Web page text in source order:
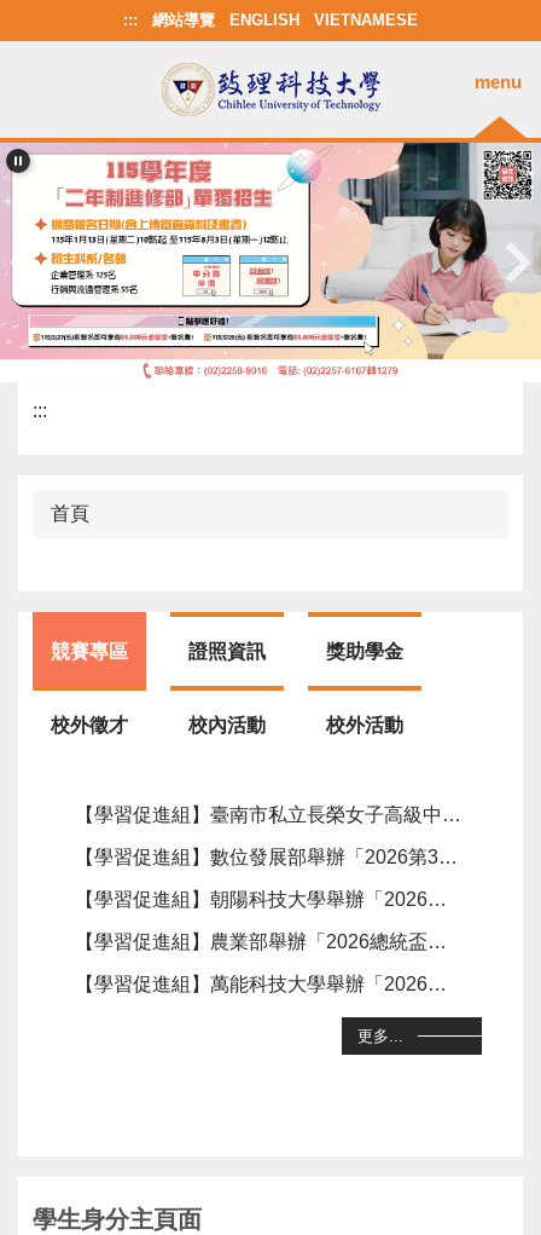
到
內
容
::: 網站導覽 ENGLISH VIETNAMESE
menu
:::
首頁
競賽專區 證照資訊 獎助學金
校外徵才 校內活動 校外活動
【學習促進組】臺南市私立長榮女子高級中學舉辦「2026第12屆港都盃海洋永續餐飲創意大賽」，報名時間至9月11日止。
【學習促進組】數位發展部舉辦「2026第31屆大專校院資訊應用服務創新競賽『資料隱私保護-創新應用組』」，報名時間至10月5日止。
【學習促進組】朝陽科技大學舉辦「2026全國幼老共學教案設計暨教學成果競賽」，報名時間至10月15日止。
【學習促進組】農業部舉辦「2026總統盃黑客松徵件說明會暨資料應用講座」。
【學習促進組】萬能科技大學舉辦「2026萬能盃全國『ESG創新永續旅遊』遊程規劃競賽」，報名時間至10月2日止。
更多...
學生身分主頁面